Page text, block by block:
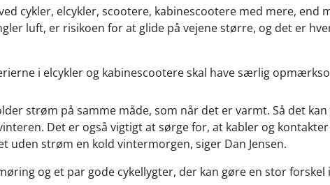
cykler, elcykler, scootere, kabinescootere med mere, end
luft, er risikoen for at glide på vejene større, og det er
i elcykler og kabinescootere skal have særlig
strøm på samme måde, som når det er varmt. Så det
Det er også vigtigt at sørge for, at kabler og
uden strøm en kold vintermorgen, siger Dan Jensen.
og et par gode cykellygter, der kan gøre en stor forskel